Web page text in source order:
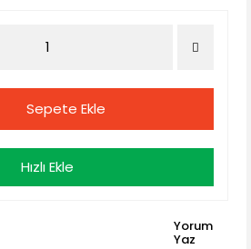
Sepete Ekle
Hızlı Ekle
Yorum
Yaz